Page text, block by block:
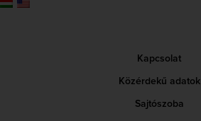
Kapcsolat
Közérdekű adatok
Sajtószoba